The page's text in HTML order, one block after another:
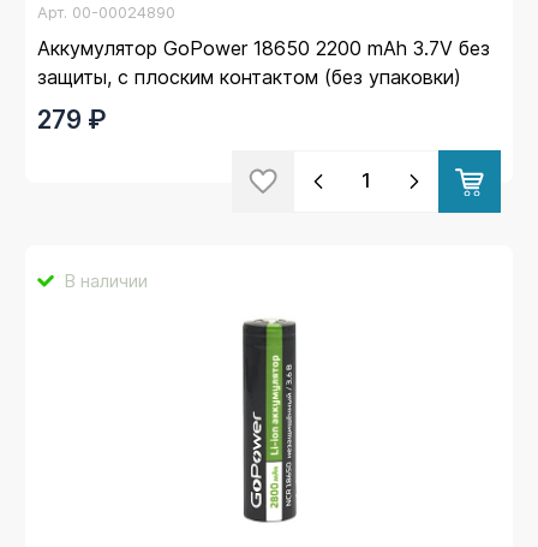
Арт. 00-00024890
Аккумулятор GoPower 18650 2200 mAh 3.7V без
защиты, с плоским контактом (без упаковки)
279 ₽
В наличии